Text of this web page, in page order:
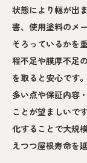
状態により幅が出
書、使用塗料のメ
そろっているかを
程不足や膜厚不足
を取ると安心です
多い点や保証内容
ことが望ましいで
化することで大規
えつつ屋根寿命を